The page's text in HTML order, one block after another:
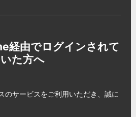
経由でログインされて
いた方へ
のサービスをご利用いただき、誠に